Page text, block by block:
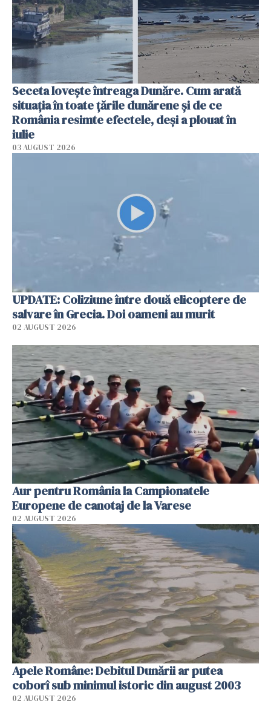
Seceta lovește întreaga Dunăre. Cum arată
situația în toate țările dunărene și de ce
România resimte efectele, deși a plouat în
iulie
03 AUGUST 2026
UPDATE: Coliziune între două elicoptere de
salvare în Grecia. Doi oameni au murit
02 AUGUST 2026
Aur pentru România la Campionatele
Europene de canotaj de la Varese
02 AUGUST 2026
Apele Române: Debitul Dunării ar putea
coborî sub minimul istoric din august 2003
02 AUGUST 2026